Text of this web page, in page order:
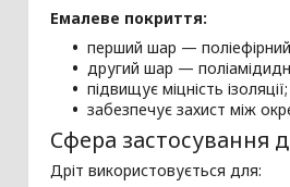
Емалеве покриття:
перший шар —
другий шар —
підвищує міцність ізоляції;
забезпечує захист між
Сфера застосування
Дріт використовується для: